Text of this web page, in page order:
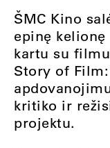
ŠMC Kino
epinę
kartu su
Story of
kritiko ir
projektu.